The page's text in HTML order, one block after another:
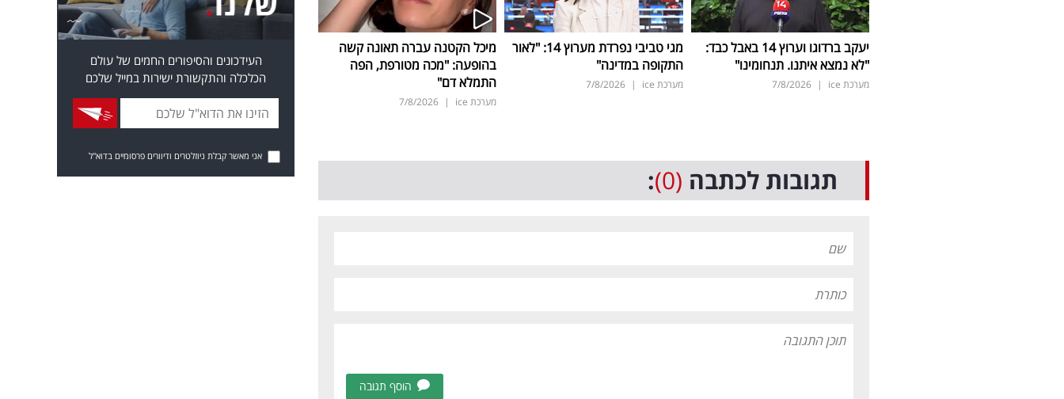
יעקב ברדוגו וערוץ 14 באבל כבד:
"לא נמצא איתנו. תנחומינו"
מערכת ice |
7/8/2026
מגי טביבי נפרדת מערוץ 14: "לאור
התקופה במדינה"
מערכת ice |
7/8/2026
מיכל הקטנה עברה תאונה קשה
בהופעה: "מכה מטורפת, הפה
התמלא דם"
מערכת ice |
7/8/2026
תגובות לכתבה (0)
:
הוסף תגובה
העידכונים והסיפורים החמים של עולם
הכלכלה והתקשורת ישירות במייל שלכם
אני מאשר קבלת ניוזלטרים ודיוורים פרסומיים בדוא"ל